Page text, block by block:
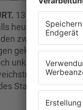
13 Kilometer
heute Morgen
zwischen dem
gekommen.
unklar. Es staute
waren
Staus zu